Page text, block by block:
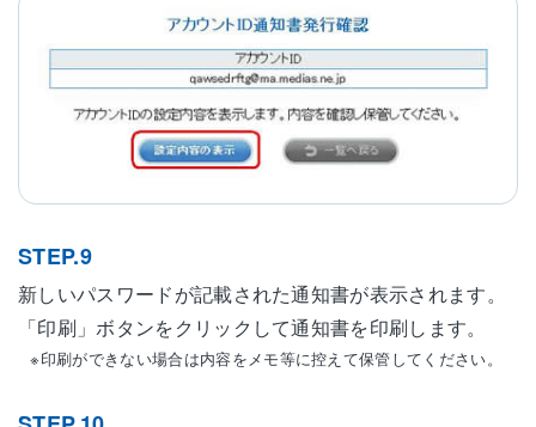
STEP.9
新しいパスワードが記載された通知書が表示されます。
「印刷」ボタンをクリックして通知書を印刷します。
※印刷ができない場合は内容をメモ等に控えて保管してください。